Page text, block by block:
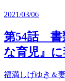
2021/03/06
第54話 書
な育児』
福満しげゆき＆